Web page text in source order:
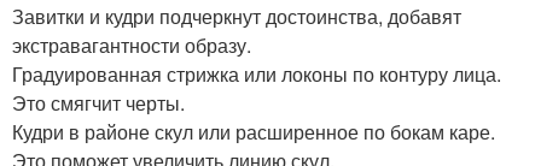
Завитки и кудри подчеркнут достоинства, добавят
экстравагантности образу.
Градуированная стрижка или локоны по контуру лица.
Это смягчит черты.
Кудри в районе скул или расширенное по бокам каре.
Это поможет увеличить линию скул.